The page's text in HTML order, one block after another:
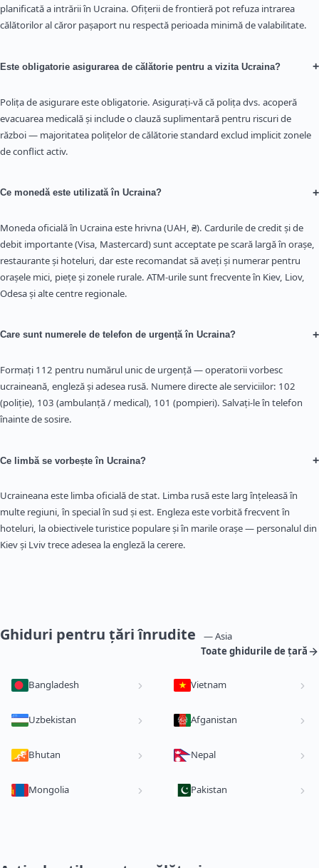
planificată a intrării în Ucraina. Ofițerii de frontieră pot refuza intrarea
călătorilor al căror pașaport nu respectă perioada minimă de valabilitate.
Este obligatorie asigurarea de călătorie pentru a vizita Ucraina? +
Polița de asigurare este obligatorie. Asigurați-vă că polița dvs. acoperă
evacuarea medicală și include o clauză suplimentară pentru riscuri de
război — majoritatea polițelor de călătorie standard exclud implicit zonele
de conflict activ.
Ce monedă este utilizată în Ucraina? +
Moneda oficială în Ucraina este hrivna (UAH, ₴). Cardurile de credit și de
debit importante (Visa, Mastercard) sunt acceptate pe scară largă în orașe,
restaurante și hoteluri, dar este recomandat să aveți și numerar pentru
orașele mici, piețe și zonele rurale. ATM-urile sunt frecvente în Kiev, Liov,
Odesa și alte centre regionale.
Care sunt numerele de telefon de urgență în Ucraina? +
Formați 112 pentru numărul unic de urgență — operatorii vorbesc
ucraineană, engleză și adesea rusă. Numere directe ale serviciilor: 102
(poliție), 103 (ambulanță / medical), 101 (pompieri). Salvați-le în telefon
înainte de sosire.
Ce limbă se vorbește în Ucraina? +
Ucraineana este limba oficială de stat. Limba rusă este larg înțeleasă în
multe regiuni, în special în sud și est. Engleza este vorbită frecvent în
hoteluri, la obiectivele turistice populare și în marile orașe — personalul din
Kiev și Lviv trece adesea la engleză la cerere.
Ghiduri pentru țări înrudite
— Asia
Toate ghidurile de țară
Bangladesh Vietnam
Uzbekistan Afganistan
Bhutan Nepal
Mongolia Pakistan